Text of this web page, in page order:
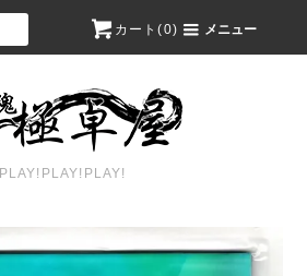
カート(0) メニュー
PLAY!PLAY!PLAY!